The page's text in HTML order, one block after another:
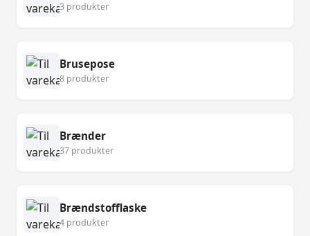
3 produkter
Brusepose
8 produkter
Brænder
37 produkter
Brændstofflaske
4 produkter